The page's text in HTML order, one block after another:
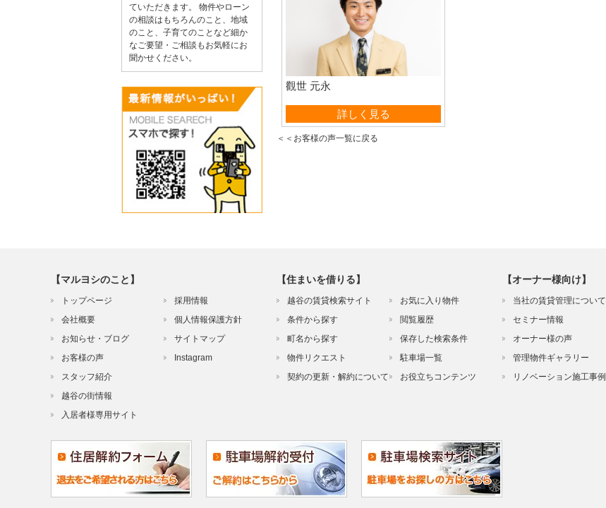
觀世 元永
賃貸営業部詳しく見る
＜＜お客様の声一覧に戻る
ていただきます。 物件やローン
の相談はもちろんのこと、地域
のこと、子育てのことなど細か
なご要望・ご相談もお気軽にお
聞かせください。
【マルヨシのこと】
トップページ
会社概要
お知らせ・ブログ
お客様の声
スタッフ紹介
越谷の街情報
入居者様専用サイト
採用情報
個人情報保護方針
サイトマップ
Instagram
【住まいを借りる】
越谷の賃貸検索サイト
条件から探す
町名から探す
物件リクエスト
契約の更新・解約について
お気に入り物件
閲覧履歴
保存した検索条件
駐車場一覧
お役立ちコンテンツ
【オーナー様向け】
当社の賃貸管理について
セミナー情報
オーナー様の声
管理物件ギャラリー
リノベーション施工事例